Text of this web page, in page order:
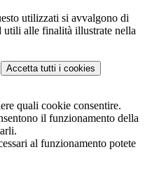
utilizzati si avvalgono di
utili alle finalità illustrate nella
Accetta tutti i cookies
quali cookie consentire.
il funzionamento della
al funzionamento potete